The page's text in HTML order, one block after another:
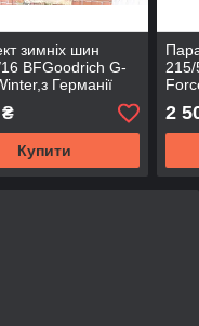
зимніх шин
BFGoodrich G-
Германії
по Україні
Купити
2